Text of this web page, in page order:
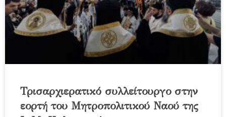
Τρισαρχιερατικό συλλείτουργο στην
εορτή του Μητροπολιτικού Ναού της